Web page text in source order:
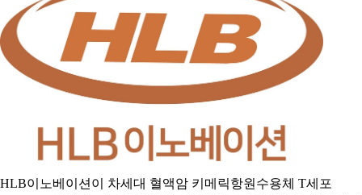
HLB이노베이션이 차세대 혈액암 키메릭항원수용체 T세포